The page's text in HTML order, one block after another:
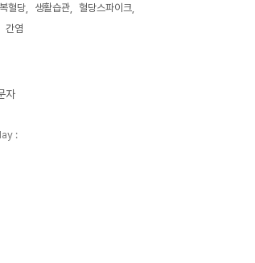
혈당 생활습관
혈당스파이크
간염
자
: